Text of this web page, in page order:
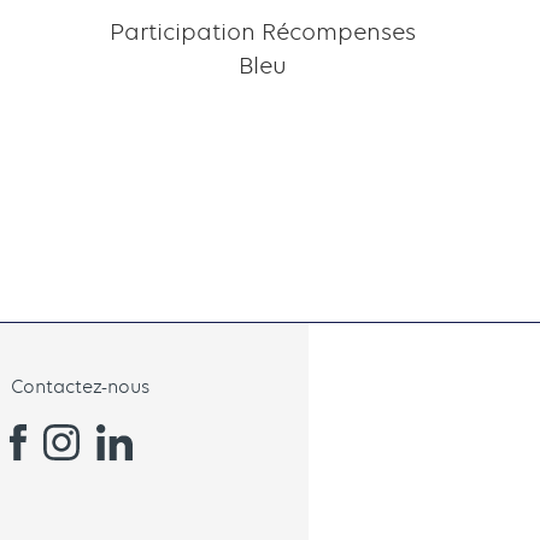
Participation Récompenses
Bleu
Contactez-nous